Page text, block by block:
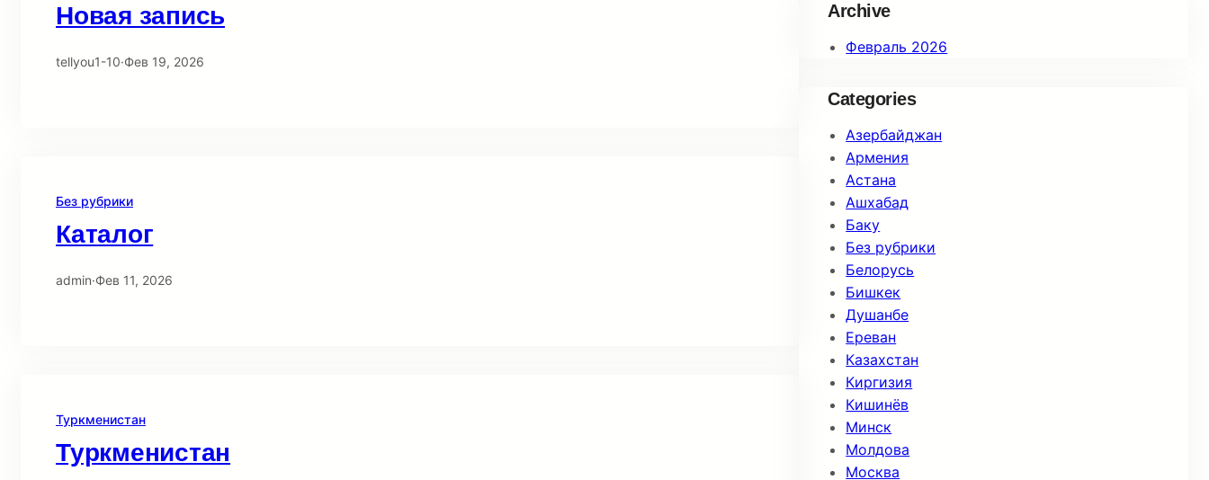
Новая запись
tellyou1-10·Фев 19, 2026
Без рубрики
Каталог
admin·Фев 11, 2026
Туркменистан
Туркменистан
r
Archive
Февраль 2026
Categories
Азербайджан
Армения
Астана
Ашхабад
Баку
Без рубрики
Белорусь
Бишкек
Душанбе
Ереван
Казахстан
Киргизия
Кишинёв
Минск
Молдова
Москва